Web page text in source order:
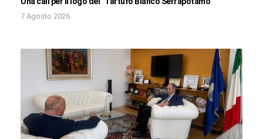
7 Agosto 2026